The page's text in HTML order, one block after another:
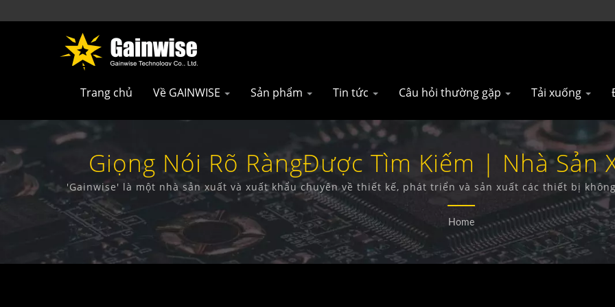
Trang chủ Về GAINWISE Sản phẩm Tin tức Câu hỏi thường gặp Tải xuống
Giọng Nói Rõ RàngĐược Tìm Kiếm | Nhà Sản
Thông Đài Loan | Gainwise
'Gainwise' là một nhà sản xuất và xuất khẩu chuyên về thiết kế, phát triển và sản xuất các thiết bị
Báo khói 4G.
Home